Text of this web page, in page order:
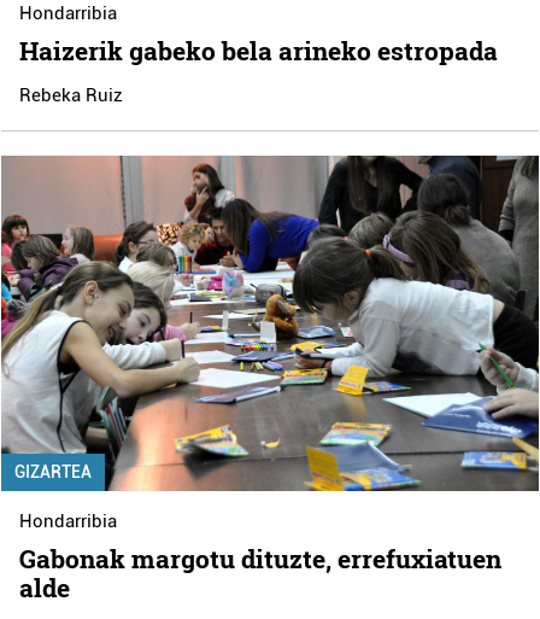
Hondarribia
Haizerik gabeko bela arineko estropada
Rebeka Ruiz
GIZARTEA
Hondarribia
Gabonak margotu dituzte, errefuxiatuen
alde